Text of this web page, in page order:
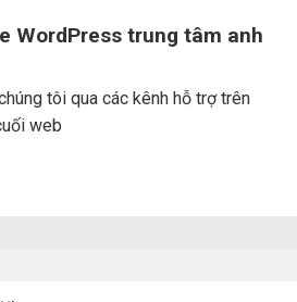
WordPress trung tâm anh
tôi qua các kênh hỗ trợ trên
web